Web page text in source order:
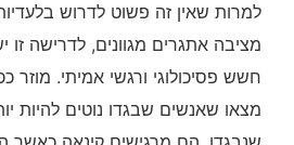
למרות שאין זה פשוט לדרוש
מציבה אתגרים מגוונים, לדרישה
חשש פסיכולוגי ורגשי אמיתי.
מצאו שאנשים שבגדו נוטים להיות